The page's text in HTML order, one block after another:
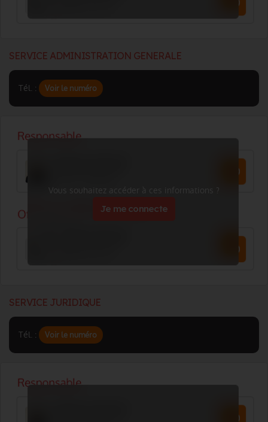
SERVICE ADMINISTRATION GENERALE
Tél. : Voir le numéro
Vous souhaitez accéder à ces informations ?
Je me connecte
SERVICE JURIDIQUE
Tél. : Voir le numéro